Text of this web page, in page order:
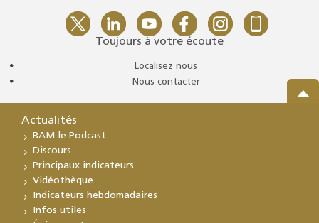
Toujours à votre écoute
Localisez nous
Nous contacter
Actualités
BAM le Podcast
Discours
Principaux indicateurs
Vidéothèque
Indicateurs hebdomadaires
Infos utiles